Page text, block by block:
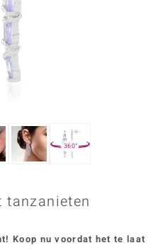
360°
tanzanieten
Koop nu voordat het te laat